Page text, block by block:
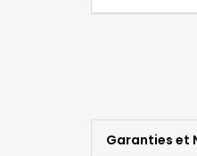
Garanties et